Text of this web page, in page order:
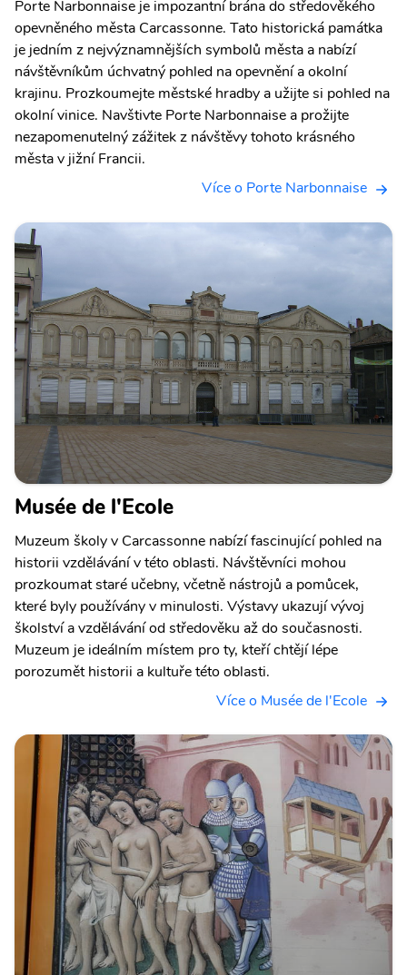
Porte Narbonnaise je impozantní brána do středověkého
opevněného města Carcassonne. Tato historická památka
je jedním z nejvýznamnějších symbolů města a nabízí
návštěvníkům úchvatný pohled na opevnění a okolní
krajinu. Prozkoumejte městské hradby a užijte si pohled na
okolní vinice. Navštivte Porte Narbonnaise a prožijte
nezapomenutelný zážitek z návštěvy tohoto krásného
města v jižní Francii.
Více o Porte Narbonnaise
Musée de l'Ecole
Muzeum školy v Carcassonne nabízí fascinující pohled na
historii vzdělávání v této oblasti. Návštěvníci mohou
prozkoumat staré učebny, včetně nástrojů a pomůcek,
které byly používány v minulosti. Výstavy ukazují vývoj
školství a vzdělávání od středověku až do současnosti.
Muzeum je ideálním místem pro ty, kteří chtějí lépe
porozumět historii a kultuře této oblasti.
Více o Musée de l'Ecole